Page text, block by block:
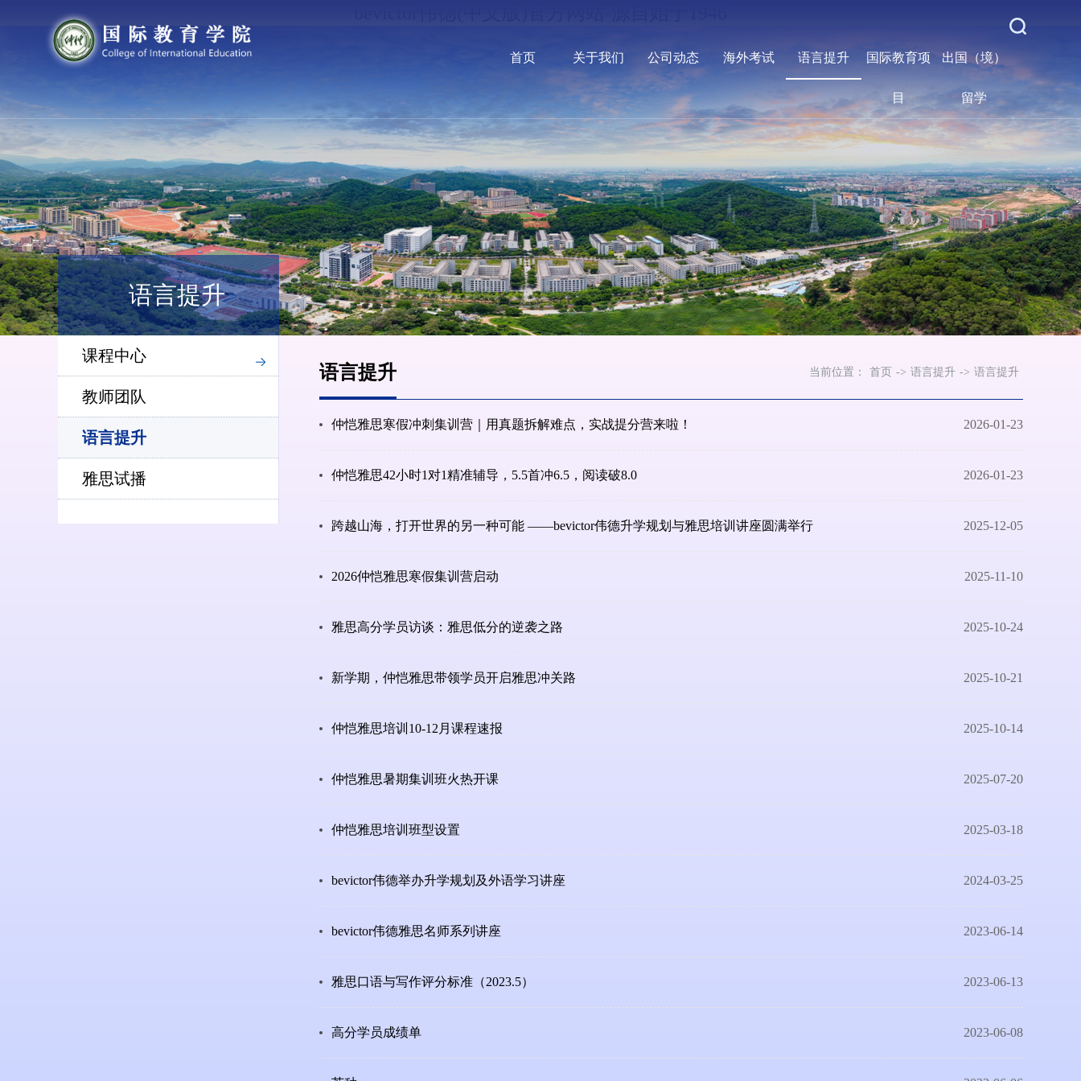
首页 关于我们 公司动态 海外考试 语言提升 国际教育项
目
出国（境）
留学
语言提升
课程中心
教师团队
语言提升
雅思试播
语言提升 当前位置： 首页 -> 语言提升 -> 语言提升
2026-01-23
仲恺雅思寒假冲刺集训营｜用真题拆解难点，实战提分营来啦！
2026-01-23
仲恺雅思42小时1对1精准辅导，5.5首冲6.5，阅读破8.0
2025-12-05
跨越山海，打开世界的另一种可能 ——bevictor伟德升学规划与雅思培训讲座圆满举行
2025-11-10
2026仲恺雅思寒假集训营启动
2025-10-24
雅思高分学员访谈：雅思低分的逆袭之路
2025-10-21
新学期，仲恺雅思带领学员开启雅思冲关路
2025-10-14
仲恺雅思培训10-12月课程速报
2025-07-20
仲恺雅思暑期集训班火热开课
2025-03-18
仲恺雅思培训班型设置
2024-03-25
bevictor伟德举办升学规划及外语学习讲座
2023-06-14
bevictor伟德雅思名师系列讲座
2023-06-13
雅思口语与写作评分标准（2023.5）
2023-06-08
高分学员成绩单